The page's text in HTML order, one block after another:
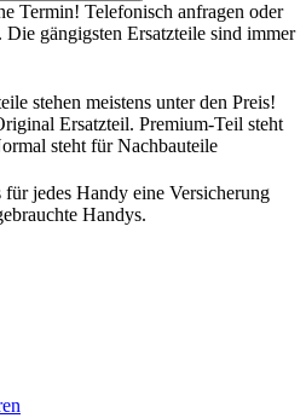
Termin! Telefonisch anfragen oder
gängigsten Ersatzteile sind immer
stehen meistens unter den Preis!
Ersatzteil. Premium-Teil steht
steht für Nachbauteile
jedes Handy eine Versicherung
Handys.